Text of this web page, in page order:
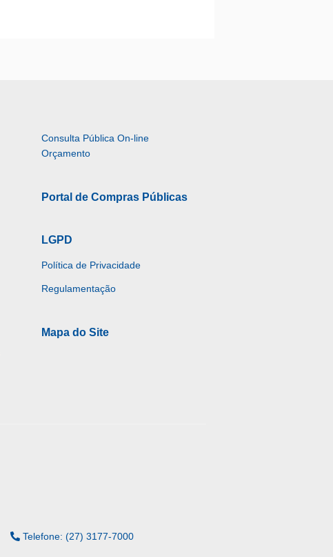
Consulta Pública On-line
Orçamento
Portal de Compras Públicas
LGPD
Política de Privacidade
Regulamentação
Mapa do Site
Telefone: (27) 3177-7000